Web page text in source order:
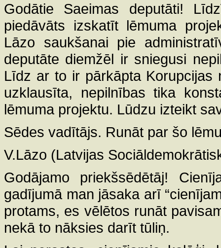
Godātie Saeimas deputāti!
piedāvāts izskatīt lēmuma
Lāzo saukšanai pie
deputāte diemžēl ir sniegusi
Līdz ar to ir pārkāpta Korupcijas
uzklausīta, nepilnības tika
lēmuma projektu. Lūdzu izteikt
Sēdes vadītājs. Runāt par šo
V.Lāzo (Latvijas
Godājamo priekšsēdētāj!
gadījumā man jāsaka arī
protams, es vēlētos runāt
nekā to nāksies darīt tūliņ.